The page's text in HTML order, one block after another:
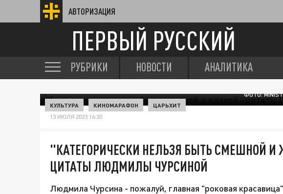
АВТОРИЗАЦИЯ
ПЕРВЫЙ РУССКИЙ
РУБРИКИ НОВОСТИ АНАЛИТИКА
ФОТО:
КУЛЬТУРА КИНОМАРАФОН ЦАРЬХИТ
13 ИЮЛЯ 2023 16:30
"КАТЕГОРИЧЕСКИ НЕЛЬЗЯ БЫТЬ СМЕШНОЙ
ЦИТАТЫ ЛЮДМИЛЫ ЧУРСИНОЙ
Людмила Чурсина - пожалуй, главная "роковая